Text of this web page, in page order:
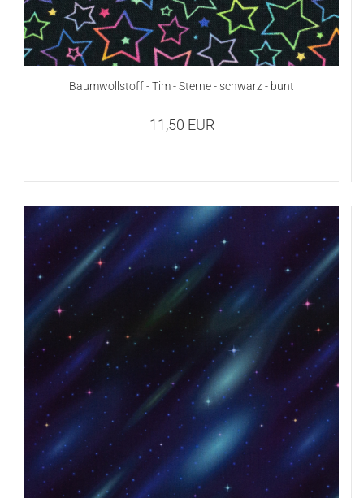
Baumwollstoff - Tim - Sterne - schwarz - bunt
11,50 EUR